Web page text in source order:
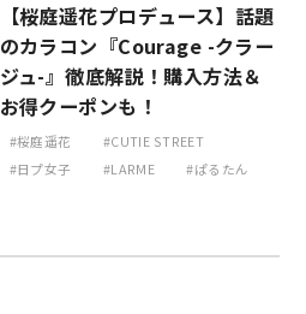
【桜庭遥花プロデュース】話題
のカラコン『Courage -クラー
ジュ-』徹底解説！購入方法＆
お得クーポンも！
桜庭遥花
CUTIE STREET
日プ女子
LARME ぱるたん